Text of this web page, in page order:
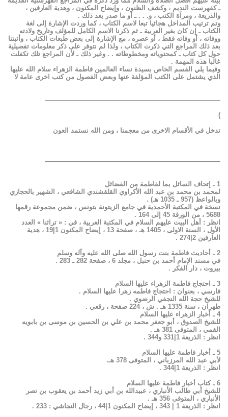
ـ كفهرست النديم ، وكشف الظنون ، وإيضاح المكنون ، وهدية العارفين ،
والذريعة ، ومرآة الكتب ، و. . . ـ أو ما صدر بعد ذلك .
وتم ترتيب المداخل هجائيا تبعا لاسم الكتاب ، كما وردت الإشارة إلى لغة
الكتاب ـ إن كان بغير العربية ـ ثم ذكرنا الاسم الكامل للمؤلف وتاريخ ولادته
ووفاته ، أو وفاته فقط ، أو عصره ، مع الإشارة إلى بعض طبعات الكتاب ، وأثبتنا
بعد ذلك المراجع التي ذكرت الكتاب ، ولذا لم نتوفر على ذكر معلومات تفصيلية
حول كل كتاب ـ كمحتوياته ومخطوطاته . . وغير ذلك ـ لأن المراجع تلك تكفلت
غالبا هذه المهمة .
وفيما يلي القسم الخاص بسيدة نساء العالمين فاطمة الزهراء سلام الله عليها
الذي يشتمل على الكتب المؤلفة عنها وبعض الفصول من كتب اخرى عامة لا
——————————————————————————–
)
تدخل في الأقسام الاخرى من معجمنا ، ومن الله نستمد العون
——————————————————————————–
1 ـ إتحاف السائل بما لفاطمة من الفضائل
لمحمد بن محمد بن عبد الله الأكراوي القلقشندي الشافعي ، الشهير بالحجازي
وبالواعظ (957 ـ 1035 هـ) .
نسخة في المكتبة الأحمدية في جامع الزيتونة بتونس ، ضمن مجموعة رقمها
5688 ، من الورقة 45 إلى 164 .
انظر : أهل البيت عليهم السلام في المكتبة العربية ، في : « تراثنا » العدد
الأول ، السنة الاولى ، 1405 هـ ، صفحة 13 ، إيضاح المكنون 1|19 ، هدية
العارفين 2|274 .
2 ـ أحاديث فاطمة بنت رسول الله صلى الله عليه وآله وسلم
في مسند الإمام أحمد بن حنبل ، مجلد 6 ، صفحة 282 ـ 283 .
بيروت ، دار الفكر .
3 ـ احتجاج فاطمة الزهراء عليها السلام
فارسي ، بعنوان : احتجاج فاطمه زهرا عليها السلام .
للشيخ حجة الله النجفي الرضوي .
طهران ، سنة 1335 هـ . ش ، 224 صفحة ، رقعي .
4 ـ أخبار الزهراء عليها السلام
للشيخ الصدوق ، أبو جعفر محمد بن علي بن الحسين بن موسى بن بابويه
القمي ، المتوفى 381 هـ .
انظر : الذريعة 1|331 و344 .
5 ـ أخبار فاطمة عليها السلام
لأبي عبد الله المرزباني ، المتوفى 378 هـ.
انظر : الذريعة 1|344 .
6 ـ كتاب أخبار فاطمة عليها السلام
للشيخ أبي طالب الأنباري ، عبيدالله بن أبي زيد أحمد بن يعقوب بن نصر
الأنباري ، المتوفى 356 هـ .
انظر : الذريعة 1 | 343 ، إيضاح المكنون 1|44 ، رجال النجاشي : 233 .